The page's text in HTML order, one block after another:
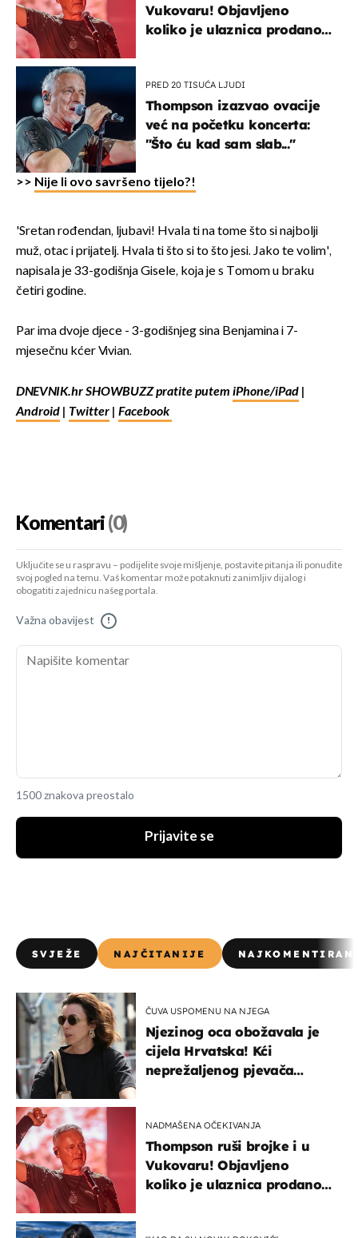
Vukovaru! Objavljeno
koliko je ulaznica prodano
PRED 20 TISUĆA LJUDI
Thompson izazvao ovacije
već na početku koncerta:
"Što ću kad sam slab..."
>> Nije li ovo savršeno tijelo?!
'Sretan rođendan, ljubavi! Hvala ti na tome što si najbolji
muž, otac i prijatelj. Hvala ti što si to što jesi. Jako te volim',
napisala je 33-godišnja Gisele, koja je s Tomom u braku
četiri godine.
Par ima dvoje djece - 3-godišnjeg sina Benjamina i 7-
mjesečnu kćer Vivian.
DNEVNIK.hr SHOWBUZZ pratite putem iPhone/iPad |
Android | Twitter | Facebook
Komentari(0)
Uključite se u raspravu – podijelite svoje mišljenje, postavite pitanja ili ponudite
svoj pogled na temu. Vaš komentar može potaknuti zanimljiv dijalog i
obogatiti zajednicu našeg portala.
Važna obavijest !
1500 znakova preostalo
Prijavite se
SVJEŽE NAJČITANIJE
ČUVA USPOMENU NA NJEGA
Njezinog oca obožavala je
cijela Hrvatska! Kći
neprežaljenog pjevača
NADMAŠENA OČEKIVANJA
Thompson ruši brojke i u
Vukovaru! Objavljeno
koliko je ulaznica prodano